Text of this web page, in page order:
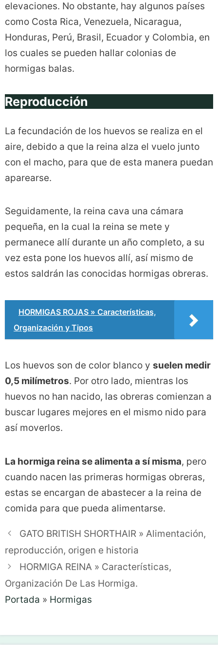
elevaciones. No obstante, hay algunos países
como Costa Rica, Venezuela, Nicaragua,
Honduras, Perú, Brasil, Ecuador y Colombia, en
los cuales se pueden hallar colonias de
hormigas balas.
Reproducción
La fecundación de los huevos se realiza en el
aire, debido a que la reina alza el vuelo junto
con el macho, para que de esta manera puedan
aparearse.
Seguidamente, la reina cava una cámara
pequeña, en la cual la reina se mete y
permanece allí durante un año completo, a su
vez esta pone los huevos allí, así mismo de
estos saldrán las conocidas hormigas obreras.
HORMIGAS ROJAS » Características,
Organización y Tipos
Los huevos son de color blanco y suelen medir
0,5 milímetros. Por otro lado, mientras los
huevos no han nacido, las obreras comienzan a
buscar lugares mejores en el mismo nido para
así moverlos.
La hormiga reina se alimenta a sí misma, pero
cuando nacen las primeras hormigas obreras,
estas se encargan de abastecer a la reina de
comida para que pueda alimentarse.
GATO BRITISH SHORTHAIR » Alimentación,
reproducción, origen e historia
HORMIGA REINA » Características,
Organización De Las Hormiga.
Portada » Hormigas